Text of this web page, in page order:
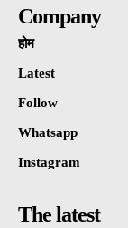
Company
होम
Latest
Follow
Whatsapp
Instagram
The latest